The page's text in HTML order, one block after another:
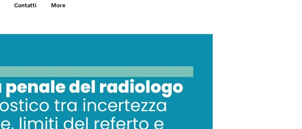
Contatti More